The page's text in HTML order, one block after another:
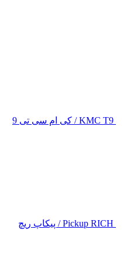
KMC T9 / کی ام سی تی 9
Pickup RICH / پیکاپ ریچ